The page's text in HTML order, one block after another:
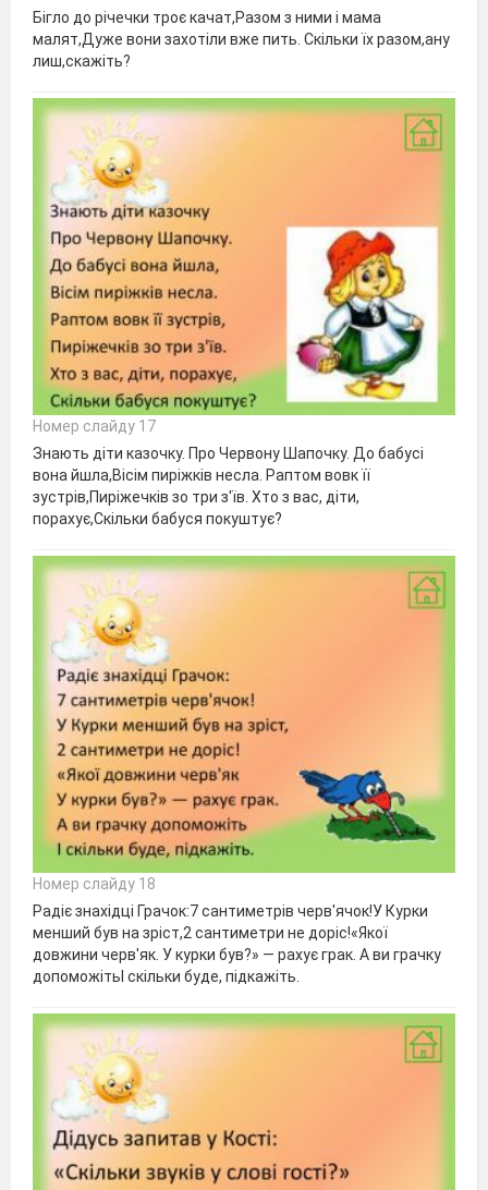
Бігло до річечки троє качат,Разом з ними і мама
малят,Дуже вони захотіли вже пить. Скільки їх разом,ану
лиш,скажіть?
Номер слайду 17
Знають діти казочку. Про Червону Шапочку. До бабусі
вона йшла,Вісім пиріжків несла. Раптом вовк її
зустрів,Пиріжечків зо три з'їв. Хто з вас, діти,
порахує,Скільки бабуся покуштує?
Номер слайду 18
Радіє знахідці Грачок:7 сантиметрів черв'ячок!У Курки
менший був на зріст,2 сантиметри не доріс!«Якої
довжини черв'як. У курки був?» — рахує грак. А ви грачку
допоможітьІ скільки буде, підкажіть.